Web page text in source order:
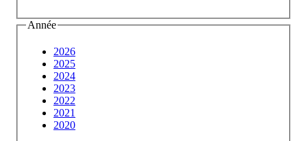
Année
2026
2025
2024
2023
2022
2021
2020